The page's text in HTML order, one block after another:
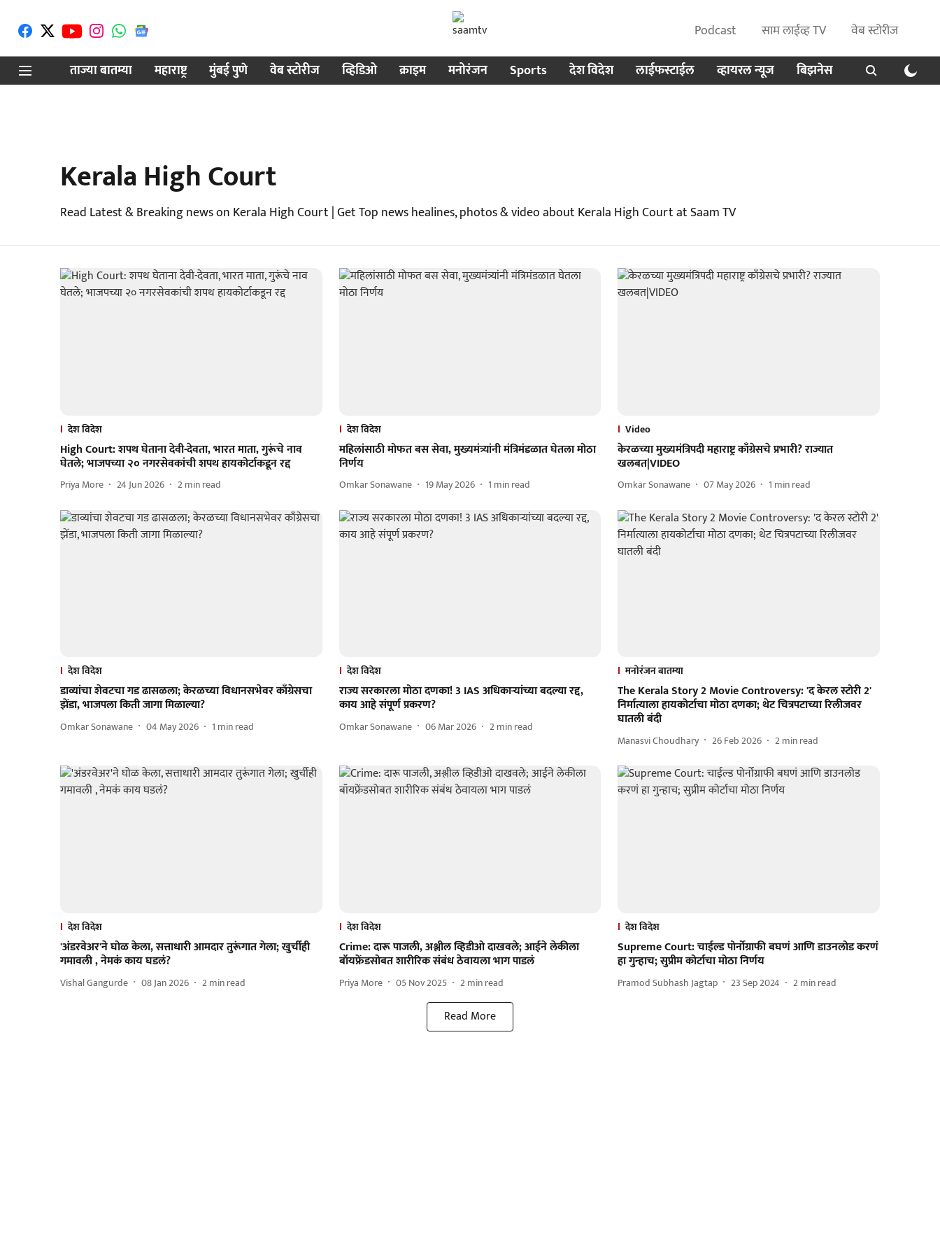
Podcast साम लाईव्ह TV
वेब स्टोरीज
ताज्या बातम्या
महाराष्ट्र मुंबई पुणे वेब स्टोरीज व्हिडिओ क्राइम मनोरंजन Sports देश विदेश लाईफस्टाईल व्हायरल न्यूज बिझनेस
Kerala High Court
Read Latest & Breaking news on Kerala High Court | Get Top news healines, photos & video about Kerala High Court at Saam TV
देश विदेश
High Court: शपथ घेताना देवी-देवता, भारत माता, गुरूंचे नाव
घेतले; भाजपच्या २० नगरसेवकांची शपथ हायकोर्टाकडून रद्द
Priya More 24 Jun 2026 2min read
देश विदेश
महिलांसाठी मोफत बस सेवा, मुख्यमंत्र्यांनी मंत्रिमंडळात घेतला मोठा
निर्णय
Omkar Sonawane 19 May 2026 1 min read
Video
केरळच्या मुख्यमंत्रिपदी महाराष्ट्र काँग्रेसचे प्रभारी? राज्यात
खलबत|VIDEO
Omkar Sonawane 07 May 2026 1 min read
देश विदेश
डाव्यांचा शेवटचा गड ढासळला; केरळच्या विधानसभेवर काँग्रेसचा
झेंडा, भाजपला किती जागा मिळाल्या?
Omkar Sonawane 04 May 2026 1 min read
देश विदेश
राज्य सरकारला मोठा दणका! 3 IAS अधिकाऱ्यांच्या बदल्या रद्द,
काय आहे संपूर्ण प्रकरण?
Omkar Sonawane 06 Mar 2026 2min read
मनोरंजन बातम्या
The Kerala Story 2 Movie Controversy: 'द केरल स्टोरी 2'
निर्मात्याला हायकोर्टाचा मोठा दणका; थेट चित्रपटाच्या रिलीजवर
घातली बंदी
Manasvi Choudhary 26 Feb 2026 2min read
देश विदेश
'अंडरवेअर'ने घोळ केला, सत्ताधारी आमदार तुरूंगात गेला; खुर्चीही
गमावली , नेमकं काय घडलं?
Vishal Gangurde 08 Jan 2026 2min read
देश विदेश
Crime: दारू पाजली, अश्लील व्हिडीओ दाखवले; आईने लेकीला
बॉयफ्रेंडसोबत शारीरिक संबंध ठेवायला भाग पाडलं
Priya More 05 Nov 2025 2min read
देश विदेश
Supreme Court: चाईल्ड पोर्नोग्राफी बघणं आणि डाउनलोड करणं
हा गुन्हाच; सुप्रीम कोर्टाचा मोठा निर्णय
Pramod Subhash Jagtap 23 Sep 2024 2min read
Read More